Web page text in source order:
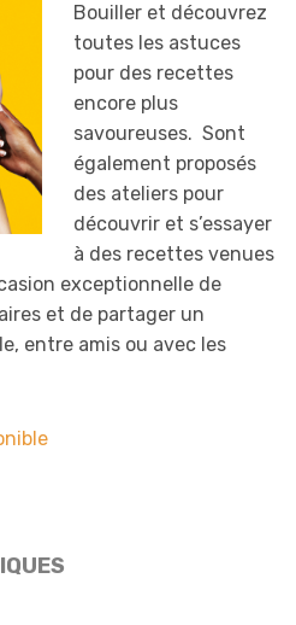
Bouiller et découvrez
toutes les astuces
pour des recettes
encore plus
savoureuses. Sont
également proposés
des ateliers pour
découvrir et s’essayer
à des recettes venues
exceptionnelle de
et de partager un
entre amis ou avec les